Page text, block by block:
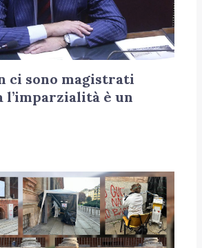
ci sono magistrati
l’imparzialità è un